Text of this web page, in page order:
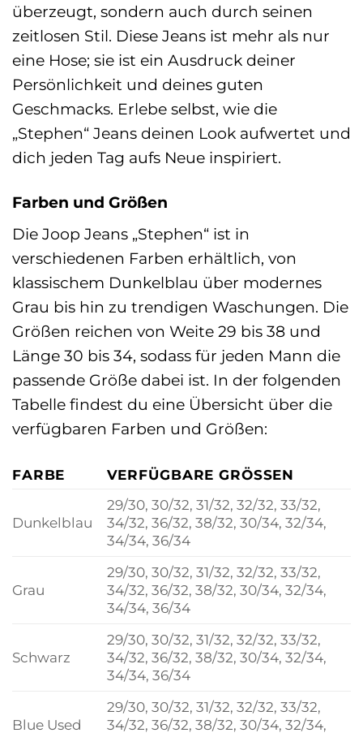
überzeugt, sondern auch durch seinen
zeitlosen Stil. Diese Jeans ist mehr als nur
eine Hose; sie ist ein Ausdruck deiner
Persönlichkeit und deines guten
Geschmacks. Erlebe selbst, wie die
„Stephen“ Jeans deinen Look aufwertet und
dich jeden Tag aufs Neue inspiriert.
Farben und Größen
Die Joop Jeans „Stephen“ ist in
verschiedenen Farben erhältlich, von
klassischem Dunkelblau über modernes
Grau bis hin zu trendigen Waschungen. Die
Größen reichen von Weite 29 bis 38 und
Länge 30 bis 34, sodass für jeden Mann die
passende Größe dabei ist. In der folgenden
Tabelle findest du eine Übersicht über die
verfügbaren Farben und Größen:
FARBE VERFÜGBARE GRÖSSEN
Dunkelblau
29/30, 30/32, 31/32, 32/32, 33/32,
34/32, 36/32, 38/32, 30/34, 32/34,
34/34, 36/34
Grau
29/30, 30/32, 31/32, 32/32, 33/32,
34/32, 36/32, 38/32, 30/34, 32/34,
34/34, 36/34
Schwarz
29/30, 30/32, 31/32, 32/32, 33/32,
34/32, 36/32, 38/32, 30/34, 32/34,
34/34, 36/34
Blue Used
29/30, 30/32, 31/32, 32/32, 33/32,
34/32, 36/32, 38/32, 30/34, 32/34,